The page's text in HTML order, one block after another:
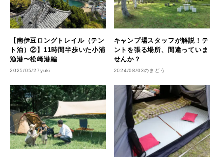
【南伊豆ロングトレイル（テン
ト泊）②】11時間半歩いた小浦
漁港〜松崎港編
2025/05/27yuki
キャンプ場スタッフが解説！テ
ントを張る場所、間違っていま
せんか？
2024/08/03のまどう